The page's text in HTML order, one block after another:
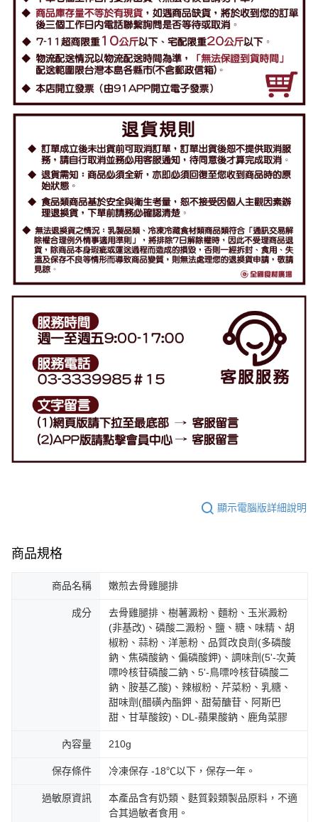
顯示電腦版詳細說明
商品規格
商品名稱 嫩煎去骨雞腿排
成分
去骨雞腿排、樹薯澱粉、麵粉、玉米澱粉
(非基改)、磷酸二澱粉、鹽、糖、味精、胡
椒粉、蒜粉、洋蔥粉、品質改良劑(多磷酸
鈉、焦磷酸鈉、偏磷酸鉀)、調味劑(5'-次黃
嘌呤核苷磷酸二鈉、5'-鳥嘌呤核苷磷酸二
鈉、胺基乙酸)、辣椒粉、芹菜粉、乳糖、
甜味劑(醋磺內酯鉀、甜菊醣苷、阿斯巴
甜、甘草酸銨)、DL-蘋果酸鈉、鹿角菜膠
內容量 210g
保存條件 冷凍保存 -18℃以下，保存一年。
過敏原資訊
本產品含有奶類、麩質榖類製品原料，不適
合其過敏者食用。